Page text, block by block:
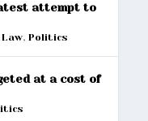
attempt to
Law,Politics
at a cost of